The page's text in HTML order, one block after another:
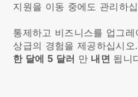
지원을 이동 중에도 관리하
통제하고 비즈니스를 업그
상급의 경험을 제공하십시오.
한 달에 5 달러 만 내면 됩니